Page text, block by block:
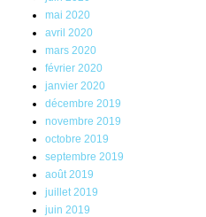
mai 2020
avril 2020
mars 2020
février 2020
janvier 2020
décembre 2019
novembre 2019
octobre 2019
septembre 2019
août 2019
juillet 2019
juin 2019